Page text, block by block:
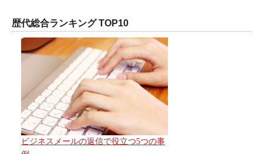
歴代総合ランキング TOP10
ビジネスメールの返信で役立つ5つの事